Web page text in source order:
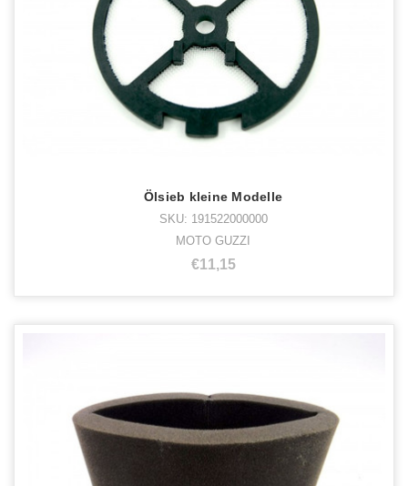
Ölsieb kleine Modelle
SKU: 191522000000
MOTO GUZZI
€11,15